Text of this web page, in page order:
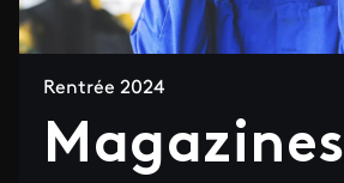
Rentrée 2024
Magazines